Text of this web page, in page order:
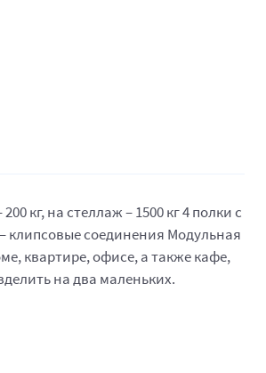
кг, на стеллаж – 1500 кг 4 полки с
клипсовые соединения Модульная
квартире, офисе, а также кафе,
на два маленьких.